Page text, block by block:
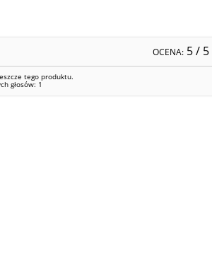
OCENA: 5/ 5
tego produktu.
głosów: 1